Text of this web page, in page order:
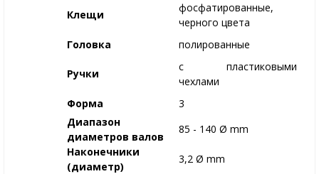
Клещи
фосфатированные,
черного цвета
Головка
полированные
Ручки
с пластиковыми
чехлами
Форма
3
Диапазон
диаметров валов
85 - 140 Ø mm
Наконечники
(диаметр)
3,2 Ø mm